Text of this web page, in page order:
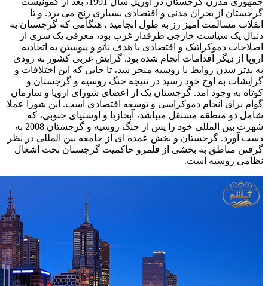
گرجستان از بحران مدنی و اقتصادی بسیاری رنج می برد. و تا
انقلاب مسالمت آمیز رز به طول انجامید ، هنگامی که گرجستان به
دنبال یک سیاست خارجی طرفدار غرب بود، معرفی یک سری از
اصلاحات دموکراتیک و اقتصادی با هدف ناتو و پیوستن به اتحادیه
اروپا از دیگر اقدامات انجام شده بود. گرایش غربی کشور به زودی
به بدتر شدن روابط با روسیه منجر شد، تا جایی که این اختلافات و
گرایشات به اوج خود رسید در نتیجه جنگ روسیه و گرجستان و
کوتاه به وجود آمد. گرجستان یک از اعضای شورای اروپا و سازمان
گوام برای انجام دموکراسی و توسعه اقتصادی است. این شورا عملا
شامل دو منطقه مستقل میباشد، آبخازیا و اوستیای جنوبی، که
شهرت بین المللی خود را پس از جنگ روسیه و گرجستان 2008 به
دست آورد. گرجستان و بخش عمده ای از جامعه بین المللی در نظر
گرفتن مناطق به بخشی از قلمرو حاکمیت گرجستان تحت اشغال
نظامی روسیه است.